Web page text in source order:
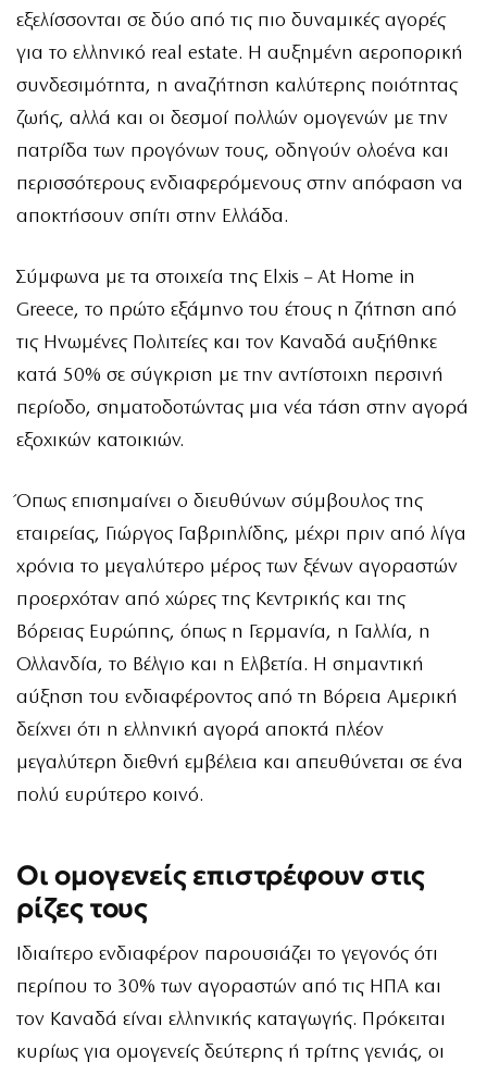
εξελίσσονται σε δύο από τις πιο δυναμικές αγορές
για το ελληνικό real estate. Η αυξημένη αεροπορική
συνδεσιμότητα, η αναζήτηση καλύτερης ποιότητας
ζωής, αλλά και οι δεσμοί πολλών ομογενών με την
πατρίδα των προγόνων τους, οδηγούν ολοένα και
περισσότερους ενδιαφερόμενους στην απόφαση να
αποκτήσουν σπίτι στην Ελλάδα.
Σύμφωνα με τα στοιχεία της Elxis – At Home in
Greece, το πρώτο εξάμηνο του έτους η ζήτηση από
τις Ηνωμένες Πολιτείες και τον Καναδά αυξήθηκε
κατά 50% σε σύγκριση με την αντίστοιχη περσινή
περίοδο, σηματοδοτώντας μια νέα τάση στην αγορά
εξοχικών κατοικιών.
Όπως επισημαίνει ο διευθύνων σύμβουλος της
εταιρείας, Γιώργος Γαβριηλίδης, μέχρι πριν από λίγα
χρόνια το μεγαλύτερο μέρος των ξένων αγοραστών
προερχόταν από χώρες της Κεντρικής και της
Βόρειας Ευρώπης, όπως η Γερμανία, η Γαλλία, η
Ολλανδία, το Βέλγιο και η Ελβετία. Η σημαντική
αύξηση του ενδιαφέροντος από τη Βόρεια Αμερική
δείχνει ότι η ελληνική αγορά αποκτά πλέον
μεγαλύτερη διεθνή εμβέλεια και απευθύνεται σε ένα
πολύ ευρύτερο κοινό.
Οι ομογενείς επιστρέφουν στις
ρίζες τους
Ιδιαίτερο ενδιαφέρον παρουσιάζει το γεγονός ότι
περίπου το 30% των αγοραστών από τις ΗΠΑ και
τον Καναδά είναι ελληνικής καταγωγής. Πρόκειται
κυρίως για ομογενείς δεύτερης ή τρίτης γενιάς, οι